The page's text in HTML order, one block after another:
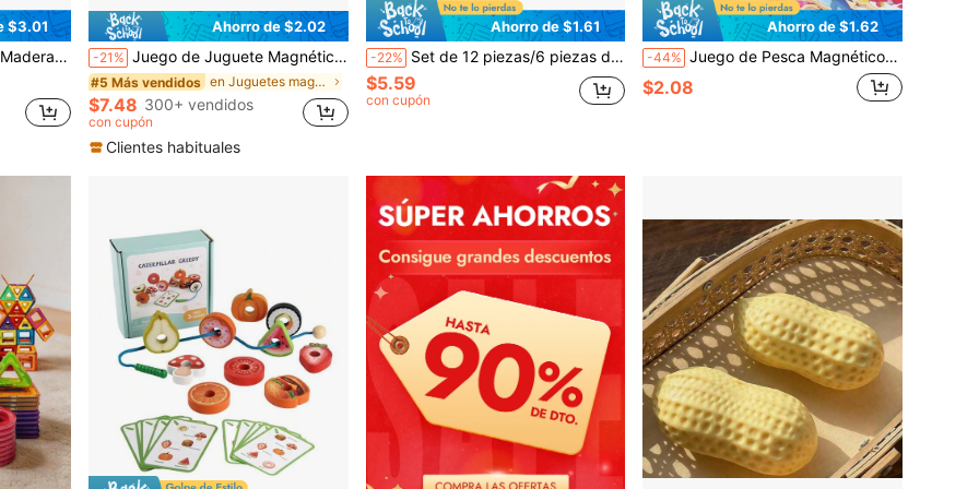
$3.01
Educativo Simple y Significativo como Regalo
Ahorro de $2.02
-21% Juego de Juguete Magnético, Mini Juguete Magnético de Viaje, Simula la Conducción en Carreteras y Autopistas, Explora la Imaginación Infinita, 28/36 Bloques Magnéticos Portátiles, Juguete Perfecto para la Interacción entre Padres e Hijos, Adecuado para Regalos de Cumpleaños, Navidad, Color/Estilo del Coche Aleatorio
#5 Más vendidos en Juguetes magnéticos de pesca y clasificación pa
$7.48 300+ vendidos
con cupón
Clientes habituales
Ahorro de $1.61
-22% Set de 12 piezas/6 piezas de rompecabezas con forma de huevo de colores - Mejora las habilidades motoras finas, la coordinación mano-ojo y las capacidades de identificación del aprendizaje temprano. Adecuado para niños pequeños y preescolares, excelente para Pascua, Navidad y Halloween.
$5.59
con cupón
Ahorro de $1.62
-44% Juego de Pesca Magnético de Madera, Figuras de Criaturas Marinas con Marcas Numéricas, Juguete de Conteo y Cognición Animal. Mejora la Coordinación Ojo-Mano y la Concentración para Niños en Edad Preescolar, Juego Divertido para Padres e Hijos, Excelente Regalo de Cumpleaños y Festivo para Niños y Niñas
$2.08